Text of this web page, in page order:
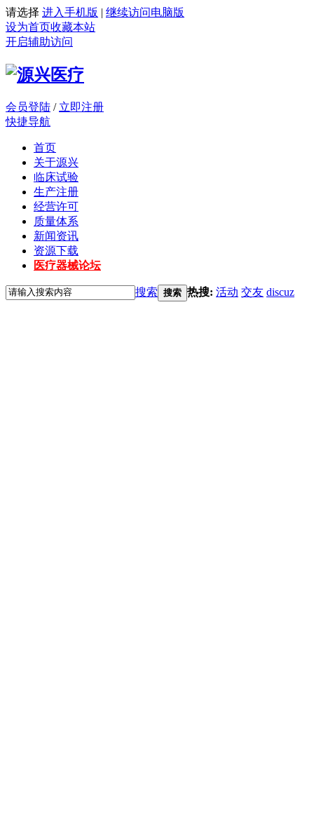
请选择 进入手机版 | 继续访问电脑版
设为首页收藏本站
开启辅助访问
会员登陆 / 立即注册
快捷导航
首页
关于源兴
临床试验
生产注册
经营许可
质量体系
新闻资讯
资源下载
医疗器械论坛
搜索 搜索 热搜: 活动 交友 discuz